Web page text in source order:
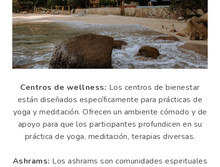
Centros de wellness: Los centros de bienestar
están diseñados específicamente para prácticas de
yoga y meditación. Ofrecen un ambiente cómodo y de
apoyo para que los participantes profundicen en su
práctica de yoga, meditación, terapias diversas.
Ashrams: Los ashrams son comunidades espirituales